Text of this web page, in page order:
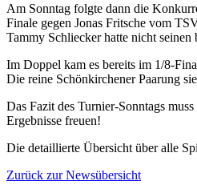
Am Sonntag folgte dann die
Finale gegen Jonas Fritsche vom
Tammy Schliecker hatte nicht seinen
Im Doppel kam es bereits im 1/8-
Die reine Schönkirchener Paarung
Das Fazit des Turnier-Sonntags
Ergebnisse freuen!
Die detaillierte Übersicht über alle
Zurück zur Newsübersicht